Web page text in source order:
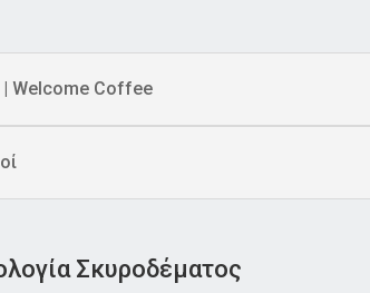
| Welcome Coffee
Σκυροδέματος